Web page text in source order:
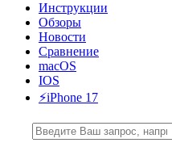
Инструкции
Обзоры
Новости
Сравнение
macOS
IOS
⚡️iPhone 17